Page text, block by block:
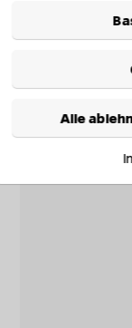
Alle